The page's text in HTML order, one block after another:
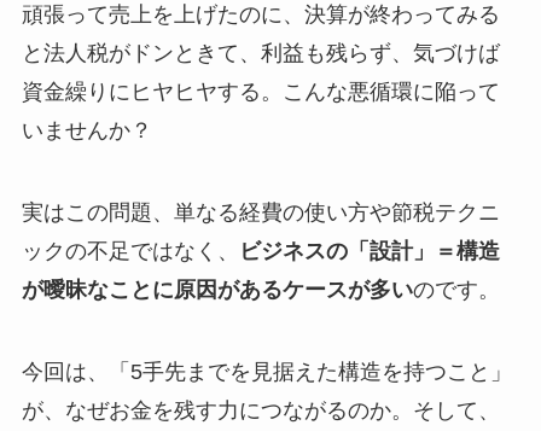
頑張って売上を上げたのに、決算が終わってみる
と法人税がドンときて、利益も残らず、気づけば
資金繰りにヒヤヒヤする。こんな悪循環に陥って
いませんか？
実はこの問題、単なる経費の使い方や節税テクニ
ックの不足ではなく、
ビジネスの「設計」＝構造
が曖昧なことに原因があるケースが多いのです。
今回は、「5手先までを見据えた構造を持つこと」
が、なぜお金を残す力につながるのか。そして、